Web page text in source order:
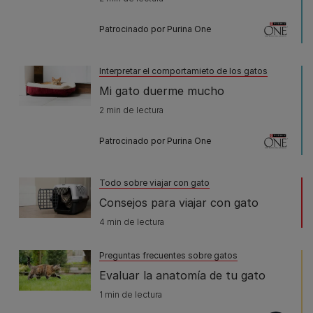
Patrocinado por Purina One
Interpretar el comportamieto de los gatos
Mi gato duerme mucho
2 min de lectura
Patrocinado por Purina One
Todo sobre viajar con gato
Consejos para viajar con gato
4 min de lectura
Preguntas frecuentes sobre gatos
Evaluar la anatomía de tu gato
1 min de lectura